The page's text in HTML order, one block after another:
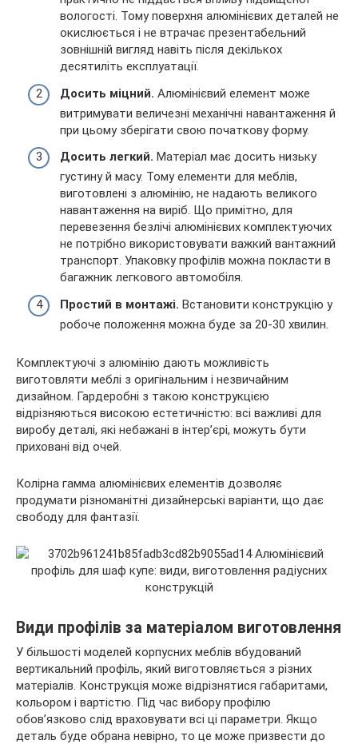
вологості. Тому поверхня алюмінієвих деталей не
окислюється і не втрачає презентабельний
зовнішній вигляд навіть після декількох
десятиліть експлуатації.
Досить міцний. Алюмінієвий елемент може
витримувати величезні механічні навантаження й
при цьому зберігати свою початкову форму.
Досить легкий. Матеріал має досить низьку
густину й масу. Тому елементи для меблів,
виготовлені з алюмінію, не надають великого
навантаження на виріб. Що примітно, для
перевезення безлічі алюмінієвих комплектуючих
не потрібно використовувати важкий вантажний
транспорт. Упаковку профілів можна покласти в
багажник легкового автомобіля.
Простий в монтажі. Встановити конструкцію у
робоче положення можна буде за 20-30 хвилин.
Комплектуючі з алюмінію дають можливість
виготовляти меблі з оригінальним і незвичайним
дизайном. Гардеробні з такою конструкцією
відрізняються високою естетичністю: всі важливі для
виробу деталі, які небажані в інтер’єрі, можуть бути
приховані від очей.
Колірна гамма алюмінієвих елементів дозволяє
продумати різноманітні дизайнерські варіанти, що дає
свободу для фантазії.
Види профілів за матеріалом виготовлення
У більшості моделей корпусних меблів вбудований
вертикальний профіль, який виготовляється з різних
матеріалів. Конструкція може відрізнятися габаритами,
кольором і вартістю. Під час вибору профілю
обов’язково слід враховувати всі ці параметри. Якщо
деталь буде обрана невірно, то це може призвести до